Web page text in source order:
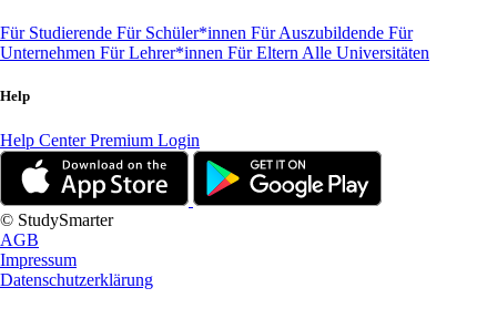
Für Studierende Für Schüler*innen Für Auszubildende Für
Unternehmen Für Lehrer*innen Für Eltern Alle Universitäten
Help
Help CenterPremium Login
© StudySmarter
AGB
Impressum
Datenschutzerklärung